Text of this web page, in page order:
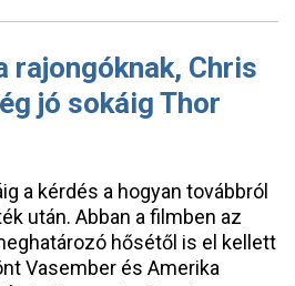
rajongóknak, Chris
jó sokáig Thor
a kérdés a hogyan továbbról
után. Abban a filmben az
hősétől is el kellett
Vasember és Amerika